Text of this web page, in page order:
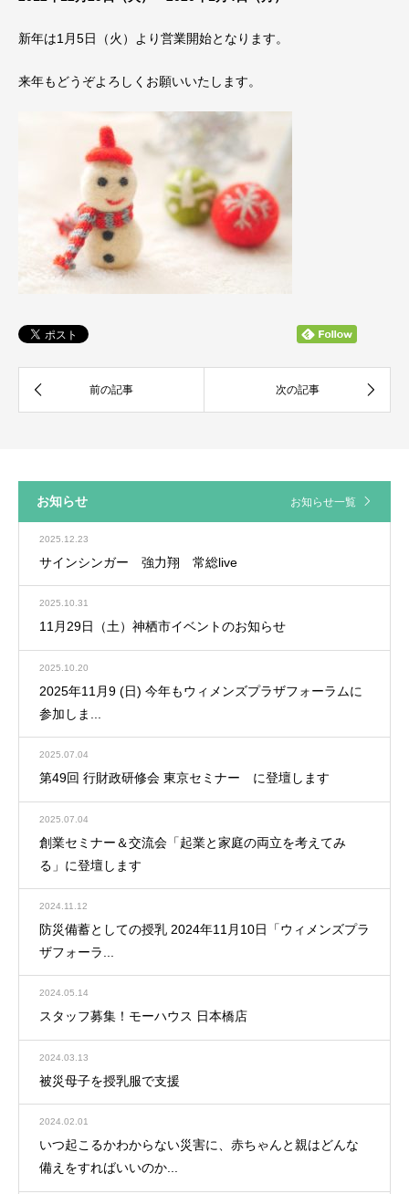
新年は1月5日（火）より営業開始となります。
来年もどうぞよろしくお願いいたします。
お知らせ お知らせ一覧
2025.12.23
サインシンガー 強力翔 常総live
2025.10.31
11月29日（土）神栖市イベントのお知らせ
2025.10.20
2025年11月9 (日) 今年もウィメンズプラザフォーラムに
参加しま...
2025.07.04
第49回 行財政研修会 東京セミナー に登壇します
2025.07.04
創業セミナー＆交流会「起業と家庭の両立を考えてみ
る」に登壇します
2024.11.12
防災備蓄としての授乳 2024年11月10日「ウィメンズプラ
ザフォーラ...
2024.05.14
スタッフ募集！モーハウス 日本橋店
2024.03.13
被災母子を授乳服で支援
2024.02.01
いつ起こるかわからない災害に、赤ちゃんと親はどんな
備えをすればいいのか...